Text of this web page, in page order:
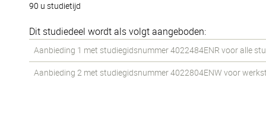
90 u studietijd
Dit studiedeel wordt als volgt aangeboden:
Aanbieding 1 met studiegidsnummer 4022484ENR voor alle
Aanbieding 2 met studiegidsnummer 4022804ENW voor